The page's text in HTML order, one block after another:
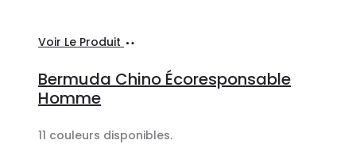
Voir Le Produit
panier
Bermuda Chino Écoresponsable
Homme
11 couleurs disponibles.